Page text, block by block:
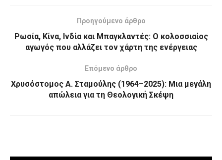
Προηγούμενο άρθρο
Ρωσία, Κίνα, Ινδία και Μπαγκλαντές: Ο κολοσσιαίος
αγωγός που αλλάζει τον χάρτη της ενέργειας
Επόμενο άρθρο
Χρυσόστομος Α. Σταμούλης (1964–2025): Μια μεγάλη
απώλεια για τη Θεολογική Σκέψη